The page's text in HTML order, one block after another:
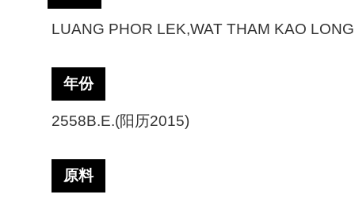
LUANG PHOR LEK,WAT THAM KAO
年份
2558B.E.(阳历2015)
原料